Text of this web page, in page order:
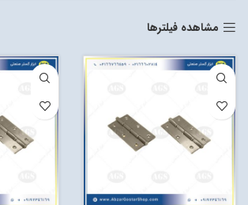
مشاهده فیلترها